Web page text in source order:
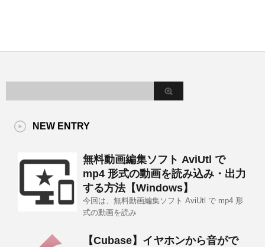
NEW ENTRY
無料動画編集ソフト AviUtl で
mp4 形式の動画を読み込み・出力
する方法【Windows】
今回は、無料動画編集ソフト AviUtl で mp4 形
式の動画を読み
【Cubase】イヤホンから音がで